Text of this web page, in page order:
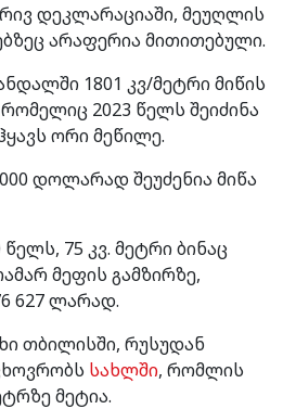
დეკლარაციაში, მეუღლის
არაფერია მითითებული.
1801 კვ/მეტრი მიწის
2023 წელს შეიძინა
ორი მეწილე.
დოლარად შეუძენია მიწა
75 კვ. მეტრი ბინაც
მეფის გამზირზე,
627 ლარად.
თბილისში, რუსუდან
სახლში, რომლის
მეტია.